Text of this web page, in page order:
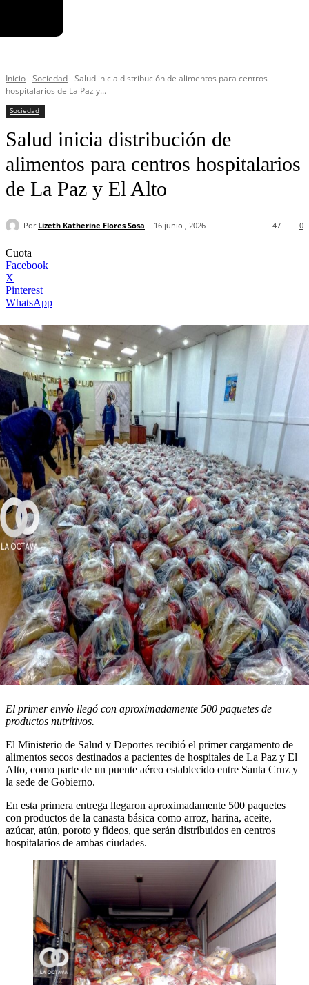
Inicio Sociedad Salud inicia distribución de alimentos para centros
hospitalarios de La Paz y...
Sociedad
Salud inicia distribución de
alimentos para centros hospitalarios
de La Paz y El Alto
Por Lizeth Katherine Flores Sosa 16 junio , 2026 0
47
Cuota
Facebook
X
Pinterest
WhatsApp
El primer envío llegó con aproximadamente 500 paquetes de
productos nutritivos.
El Ministerio de Salud y Deportes recibió el primer cargamento de
alimentos secos destinados a pacientes de hospitales de La Paz y El
Alto, como parte de un puente aéreo establecido entre Santa Cruz y
la sede de Gobierno.
En esta primera entrega llegaron aproximadamente 500 paquetes
con productos de la canasta básica como arroz, harina, aceite,
azúcar, atún, poroto y fideos, que serán distribuidos en centros
hospitalarios de ambas ciudades.